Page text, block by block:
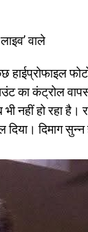
वाले
कंट्रोल
नहीं हो रहा
दिया। दिमाग सुन्न